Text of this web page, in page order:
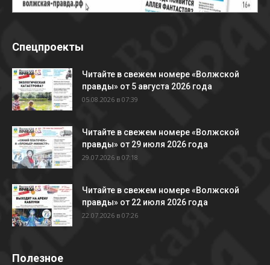
Спецпроекты
Читайте в свежем номере «Волжской
правды» от 5 августа 2026 года
05.08.2026 в 07:39
Читайте в свежем номере «Волжской
правды» от 29 июля 2026 года
29.07.2026 в 07:18
Читайте в свежем номере «Волжской
правды» от 22 июля 2026 года
22.07.2026 в 07:26
Полезное